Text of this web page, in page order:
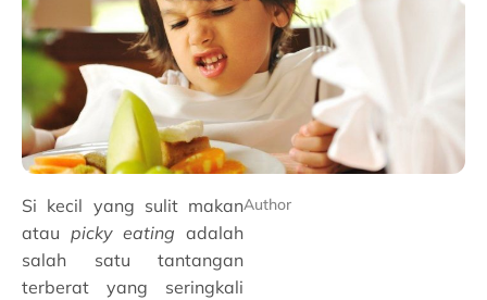
Si kecil yang sulit makan
atau picky eating adalah
salah satu tantangan
terberat yang seringkali
Author